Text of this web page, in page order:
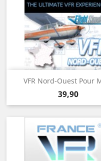
VFR Nord-Ouest Pour
Prix
39,90